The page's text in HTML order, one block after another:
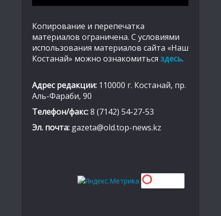
Копирование и перепечатка
материалов ограничена. С условиями
использования материалов сайта «Наш
Костанай» можно ознакомиться здесь.
Адрес редакции: 110000 г. Костанай, пр.
Аль-Фараби, 90
Телефон/факс:8 (7142) 54-27-53
Эл. почта: gazeta@old.top-news.kz